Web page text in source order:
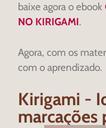
baixe agora o ebook
NO KIRIGAMI.
Agora, com os
com o aprendizado.
Kirigami -
marcações